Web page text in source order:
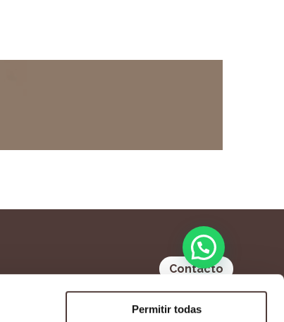
Permitir todas
Contacto